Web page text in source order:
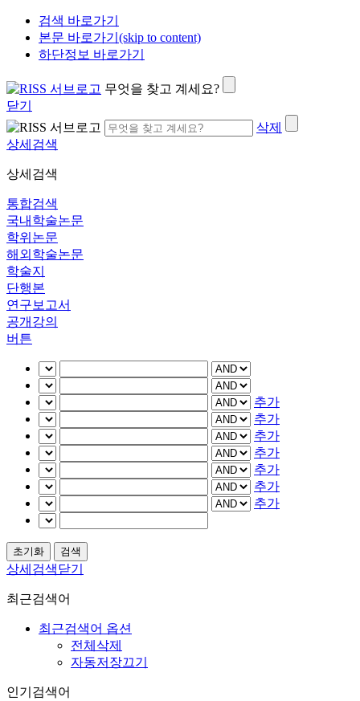
검색 바로가기
본문 바로가기(skip to content)
하단정보 바로가기
무엇을 찾고 계세요?
닫기
삭제
상세검색
상세검색
통합검색
국내학술논문
학위논문
해외학술논문
학술지
단행본
연구보고서
공개강의
버튼
추가
추가
추가
추가
추가
추가
추가
상세검색닫기
최근검색어
최근검색어 옵션
전체삭제
자동저장끄기
인기검색어